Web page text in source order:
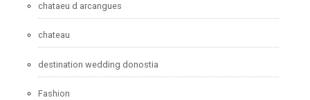
chataeu d arcangues
chateau
destination wedding donostia
Fashion